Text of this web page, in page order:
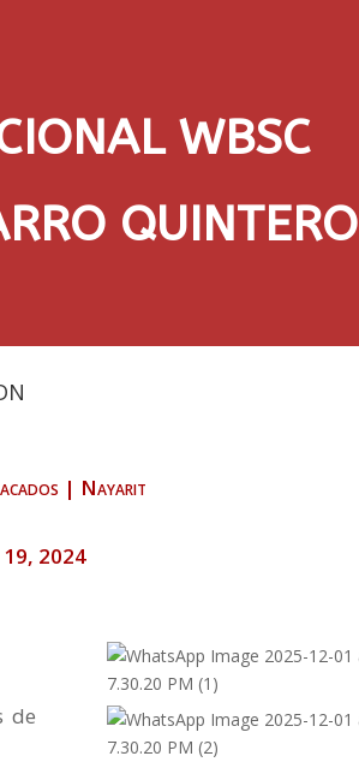
WBSC
QUINTERO
| Nayarit
19, 2024
de